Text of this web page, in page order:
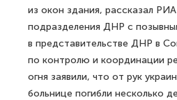
из окон здания, рассказал
подразделения ДНР с
в представительстве ДНР в
по контролю и координации
огня заявили, что от рук
больнице погибли несколько